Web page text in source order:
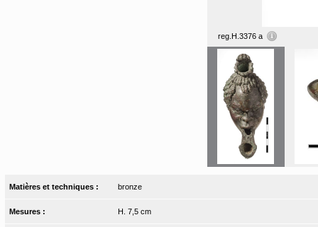
reg.H.3376 a
Matières et techniques : bronze
Mesures : H. 7,5 cm